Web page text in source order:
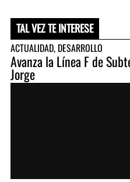
TAL VEZ TE INTERESE
ACTUALIDAD, DESARROLLO
Avanza la Línea F de
Jorge